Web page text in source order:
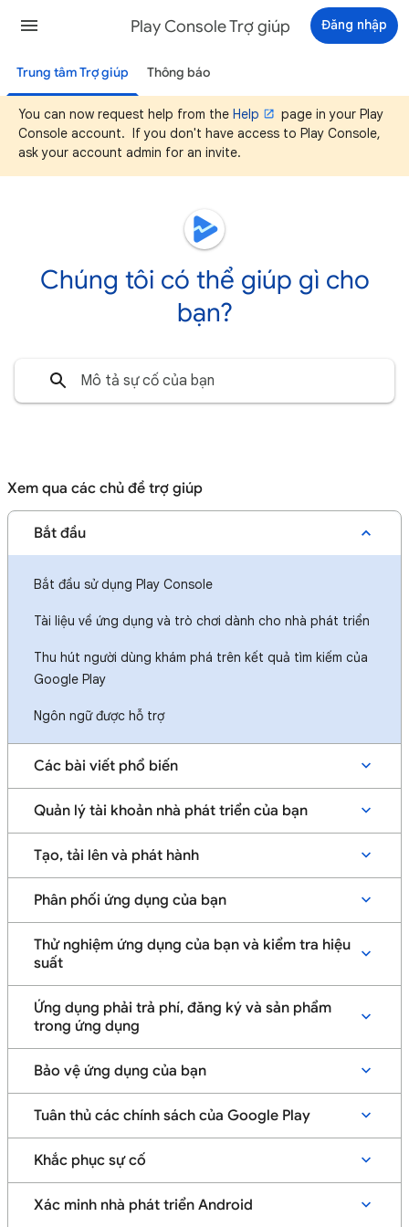
Play Console Trợ giúp Đăng nhập
Trung tâm Trợ giúp Thông báo
You can now request help from the Help
page in your Play
Console account. If you don't have access to Play Console,
ask your account admin for an invite.
Chúng tôi có thể giúp gì cho
bạn?
Xem qua các chủ đề trợ giúp
Bắt đầu
Bắt đầu sử dụng Play Console
Tài liệu về ứng dụng và trò chơi dành cho nhà phát triển
Thu hút người dùng khám phá trên kết quả tìm kiếm của
Google Play
Ngôn ngữ được hỗ trợ
Các bài viết phổ biến
Quản lý tài khoản nhà phát triển của bạn
Tạo, tải lên và phát hành
Phân phối ứng dụng của bạn
Thử nghiệm ứng dụng của bạn và kiểm tra hiệu
suất
Ứng dụng phải trả phí, đăng ký và sản phẩm
trong ứng dụng
Bảo vệ ứng dụng của bạn
Tuân thủ các chính sách của Google Play
Khắc phục sự cố
Xác minh nhà phát triển Android